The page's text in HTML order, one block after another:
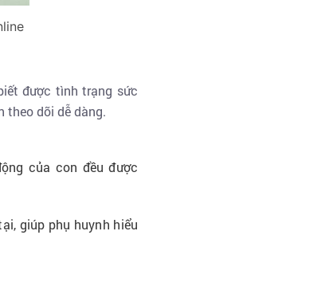
được tình trạng sức
theo dõi dễ dàng.
của con đều được
giúp phụ huynh hiểu